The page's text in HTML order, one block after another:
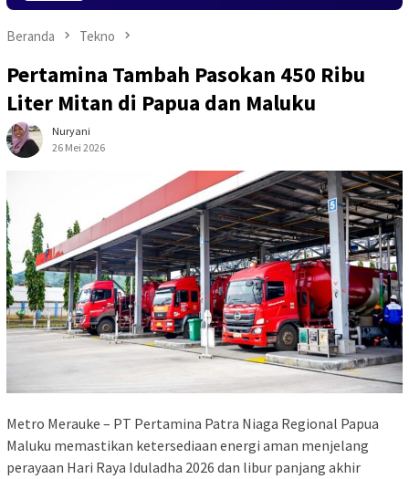
Beranda Tekno
Pertamina Tambah Pasokan 450 Ribu
Liter Mitan di Papua dan Maluku
Nuryani
26 Mei 2026
Metro Merauke – PT Pertamina Patra Niaga Regional Papua
Maluku memastikan ketersediaan energi aman menjelang
perayaan Hari Raya Iduladha 2026 dan libur panjang akhir